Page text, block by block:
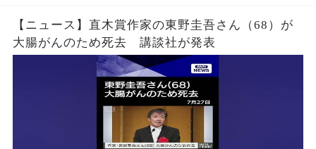
【ニュース】直木賞作家の東野圭吾さん（68）が
大腸がんのため死去 講談社が発表